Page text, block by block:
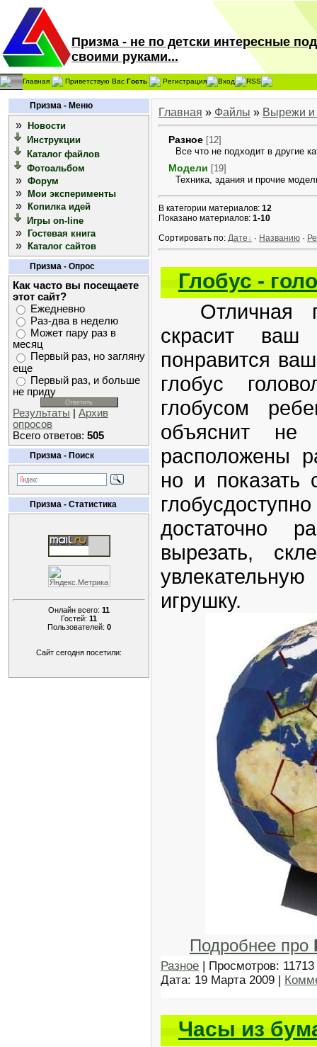
Призма - не по детски интересные
своими руками...
Главная Приветствую Вас Гость Регистрация Вход RSS
Призма - Меню
»
Новости
Инструкции
Каталог файлов
Фотоальбом
» Форум
» Мои эксперименты
»
Копилка идей
Игры on-line
» Гостевая книга
» Каталог сайтов
Призма - Опрос
Как часто вы посещаете
этот сайт?
Ежедневно
Раз-два в неделю
Может пару раз в
месяц
Первый раз, но загляну
еще
Первый раз, и больше
не приду
Результаты
Архив
опросов
Всего ответов: 505
Призма - Поиск
Призма - Статистика
Онлайн всего: 11
Гостей: 11
Пользователей: 0
Сайт сегодня посетили:
Главная » Файлы » Вырежи и
Разное [12]
Все что не подходит в другие
Модели [19]
Техника, здания и прочие
В категории материалов: 12
Показано материалов: 1-10
Сортировать по: Дате · Названию ·
Глобус -
Отличная
скрасит
понравится
глобус
глобусом
объяснит
расположены
но и показать
достаточно
вырезать,
игрушку.
Подробнее про
Разное | Просмотров:
Дата: 19 Марта 2009 |
Часы из